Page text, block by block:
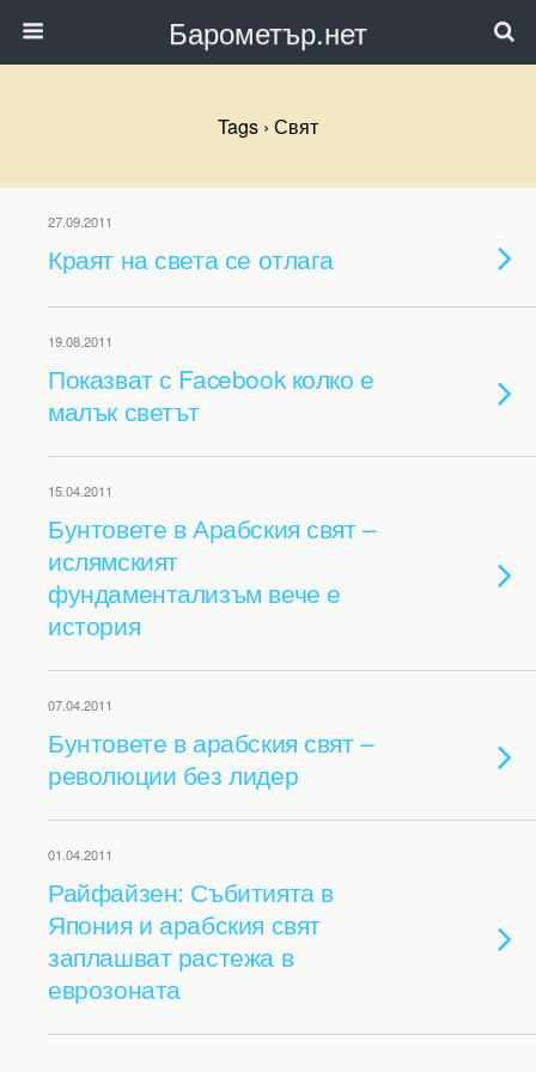
Барометър.нет
Tags › Свят
27.09.2011
Краят на света се отлага
19.08.2011
Показват с Facebook колко е
малък светът
15.04.2011
Бунтовете в Арабския свят –
ислямският
фундаментализъм вече е
история
07.04.2011
Бунтовете в арабския свят –
революции без лидер
01.04.2011
Райфайзен: Събитията в
Япония и арабския свят
заплашват растежа в
еврозоната